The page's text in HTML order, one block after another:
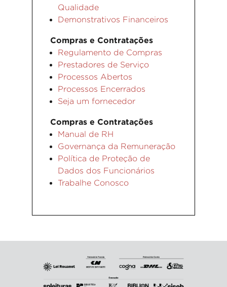
Qualidade
Demonstrativos Financeiros
Compras e Contratações
Regulamento de Compras
Prestadores de Serviço
Processos Abertos
Processos Encerrados
Seja um fornecedor
Compras e Contratações
Manual de RH
Governança da Remuneração
Política de Proteção de
Dados dos Funcionários
Trabalhe Conosco